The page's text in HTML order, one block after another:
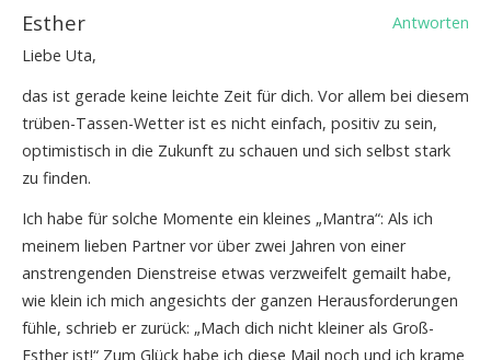
Esther
Antworten
Liebe Uta,
das ist gerade keine leichte Zeit für dich. Vor allem bei diesem
trüben-Tassen-Wetter ist es nicht einfach, positiv zu sein,
optimistisch in die Zukunft zu schauen und sich selbst stark
zu finden.
Ich habe für solche Momente ein kleines „Mantra“: Als ich
meinem lieben Partner vor über zwei Jahren von einer
anstrengenden Dienstreise etwas verzweifelt gemailt habe,
wie klein ich mich angesichts der ganzen Herausforderungen
fühle, schrieb er zurück: „Mach dich nicht kleiner als Groß-
Esther ist!“ Zum Glück habe ich diese Mail noch und ich krame